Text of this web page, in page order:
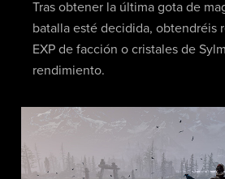
Tras obtener la última gota de
batalla esté decidida, obtendréis
EXP de facción o cristales de
rendimiento.